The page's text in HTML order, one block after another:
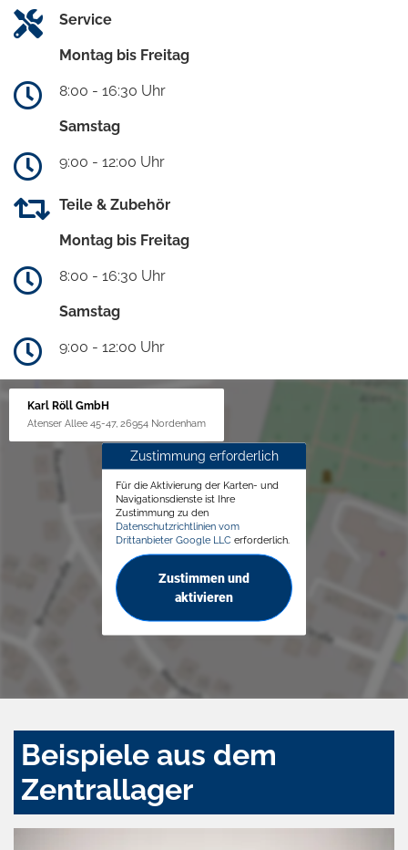
Service
Montag bis Freitag
8:00 - 16:30 Uhr
Samstag
9:00 - 12:00 Uhr
Teile & Zubehör
Montag bis Freitag
8:00 - 16:30 Uhr
Samstag
9:00 - 12:00 Uhr
Karl Röll GmbH
Atenser Allee 45-47, 26954 Nordenham
Zustimmung erforderlich
Für die Aktivierung der Karten- und
Navigationsdienste ist Ihre
Zustimmung zu den
Datenschutzrichtlinien vom
Drittanbieter Google LLC erforderlich.
Zustimmen und
aktivieren
Beispiele aus dem
Zentrallager